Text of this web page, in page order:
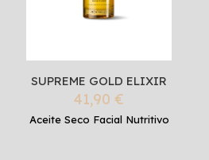
SUPREME GOLD ELIXIR
41,90€
Aceite Seco Facial Nutritivo